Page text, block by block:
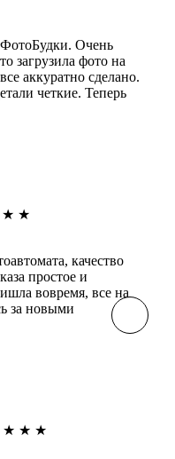
ФотоБудки. Очень
загрузила фото на
аккуратно сделано.
четкие. Теперь
★ ★
качество
простое и
вовремя, все на
за новыми
★ ★ ★